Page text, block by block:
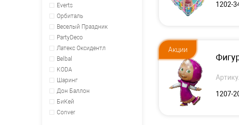
Everts
Орбиталь
Веселый Праздник
PartyDeco
Латекс Оксидентл
Belbal
KODA
Шаринг
Дон Баллон
БиКей
Conver
1202-
1207-
Акции